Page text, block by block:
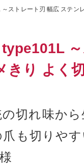
ストレート刃 幅広 ステン
きり よく
切れ味か
も切りや